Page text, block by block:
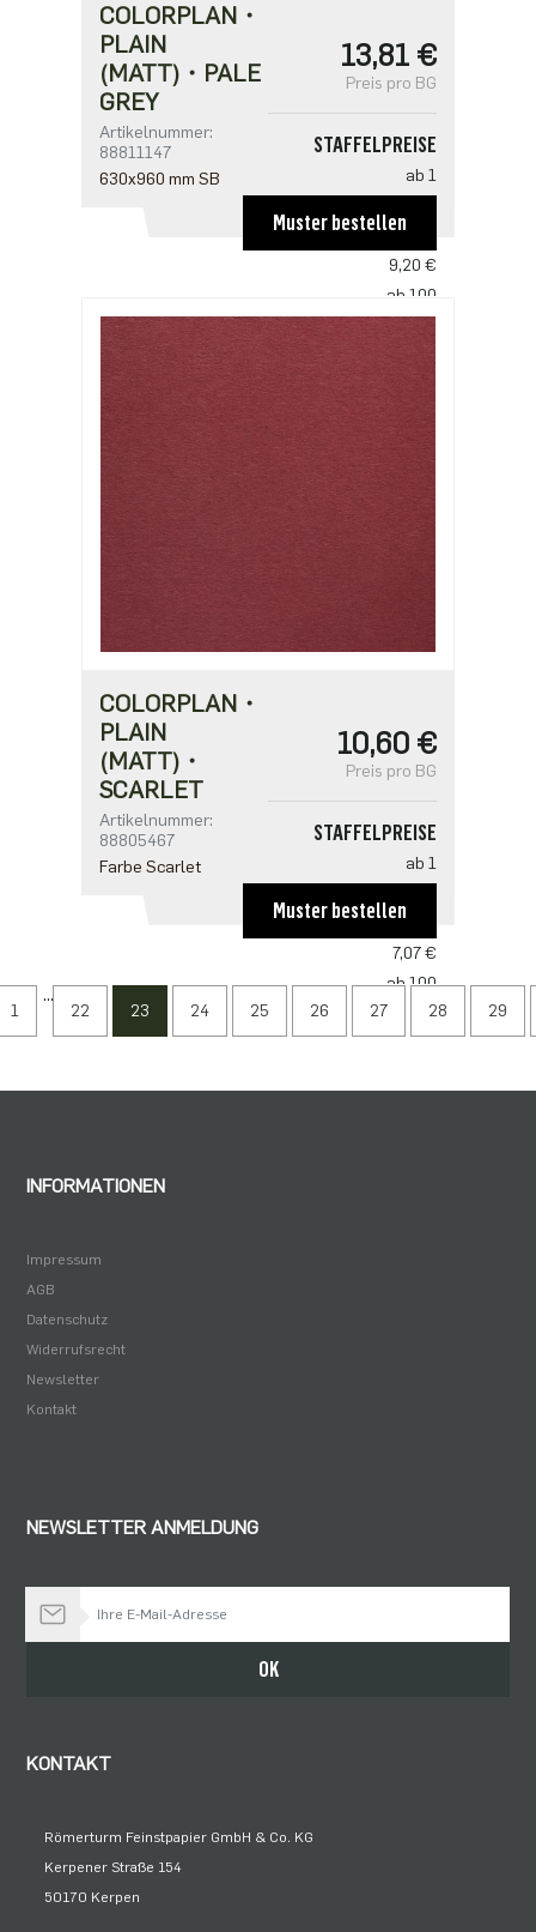
COLORPLAN・
PLAIN
(MATT)・PALE
GREY
Artikelnummer:
88811147
630x960 mm SB
13,81 €
Preis pro BG
STAFFELPREISE
ab 1
ab 50
9,20 €
ab 100
ab 250
6,14 €
Muster bestellen
COLORPLAN・
PLAIN
(MATT)・
SCARLET
Artikelnummer:
88805467
Farbe Scarlet
10,60 €
Preis pro BG
STAFFELPREISE
ab 1
ab 50
7,07 €
ab 100
6,83 €
ab 250
Muster bestellen
1
...
22 23 24 25 26 27 28 29
INFORMATIONEN
Impressum
AGB
Datenschutz
Widerrufsrecht
Newsletter
Kontakt
NEWSLETTER ANMELDUNG
OK
KONTAKT
Römerturm Feinstpapier GmbH & Co. KG
Kerpener Straße 154
50170 Kerpen